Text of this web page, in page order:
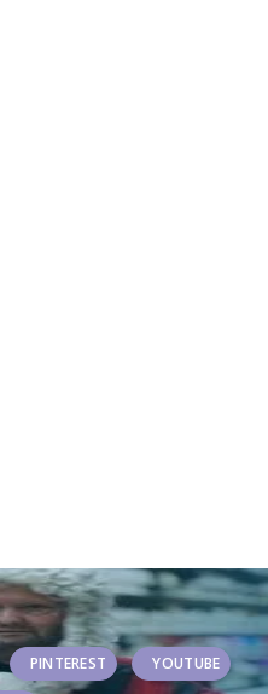
PINTEREST YOUTUBE